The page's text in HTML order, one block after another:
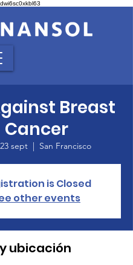
Breast
Cancer
sept
  |
San Francisco
is Closed
other events
ubicación